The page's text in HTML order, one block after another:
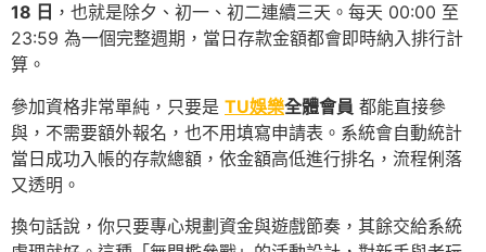
18 日 ，也就是除夕、初一、初二連續三天。每天 00:00 至
23:59 為一個完整週期，當日存款金額都會即時納入排行計
算。
參加資格非常單純，只要是 TU娛樂全體會員 都能直接參
與，不需要額外報名，也不用填寫申請表。系統會自動統計
當日成功入帳的存款總額，依金額高低進行排名，流程俐落
又透明。
換句話說，你只要專心規劃資金與遊戲節奏，其餘交給系統